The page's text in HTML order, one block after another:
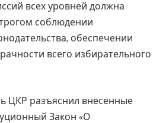
всех уровней должна
соблюдении
обеспечении
всего избирательного
ЦКР разъяснил внесенные
Закон «О